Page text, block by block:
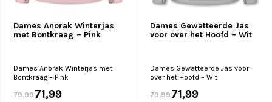
Dames Anorak Winterjas
met Bontkraag – Pink
Dames Anorak Winterjas met
Bontkraag – Pink
79,9971,99
Dames Gewatteerde Jas
voor over het Hoofd – Wit
Dames Gewatteerde Jas voor
over het Hoofd – Wit
79,9971,99